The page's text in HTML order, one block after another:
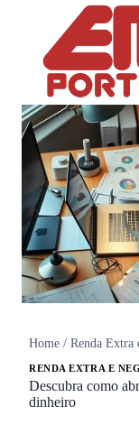
Home / Renda Extra
RENDA EXTRA E
Descubra como
dinheiro